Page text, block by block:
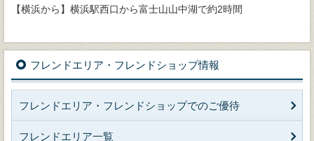
【横浜から】横浜駅西口から富士山山中湖で約2時間
フレンドエリア・フレンドショップ情報
フレンドエリア・フレンドショップでのご優待
フレンドエリア一覧